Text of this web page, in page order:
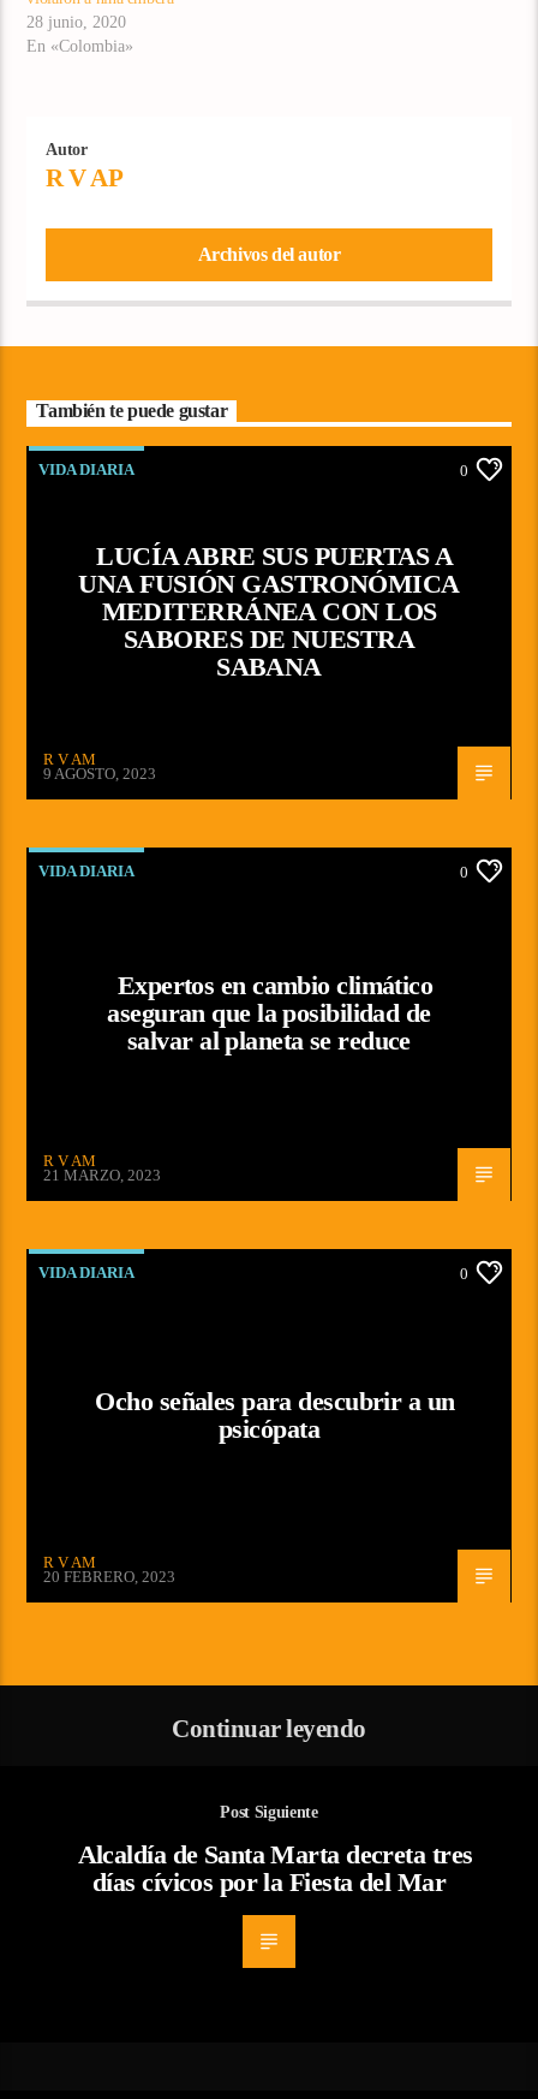
28 junio, 2020
En «Colombia»
Autor
R V AP
Archivos del autor
También te puede gustar
VIDA DIARIA 0
LUCÍA ABRE SUS PUERTAS A
UNA FUSIÓN GASTRONÓMICA
MEDITERRÁNEA CON LOS
SABORES DE NUESTRA
SABANA
R V AM
9 AGOSTO, 2023
VIDA DIARIA 0
Expertos en cambio climático
aseguran que la posibilidad de
salvar al planeta se reduce
R V AM
21 MARZO, 2023
VIDA DIARIA 0
Ocho señales para descubrir a un
psicópata
R V AM
20 FEBRERO, 2023
Continuar leyendo
Post Siguiente
Alcaldía de Santa Marta decreta tres
días cívicos por la Fiesta del Mar